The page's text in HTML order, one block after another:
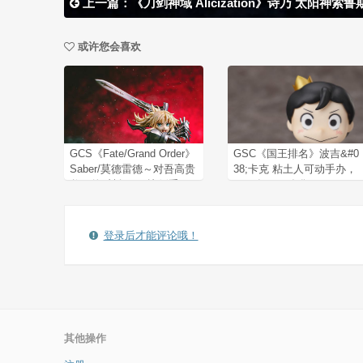
上一篇：《刀剑神域 Alicization》诗乃 太阳神索鲁斯 1/8 手
或许您会喜欢
GCS《Fate/Grand Order》
Saber/莫德雷德～对吾高贵
父王的反叛～1/7比例手
GSC《国王排名》波吉&#0
38;卡克 粘土人可动手办，
2022年11月发售
登录后才能评论哦！
其他操作